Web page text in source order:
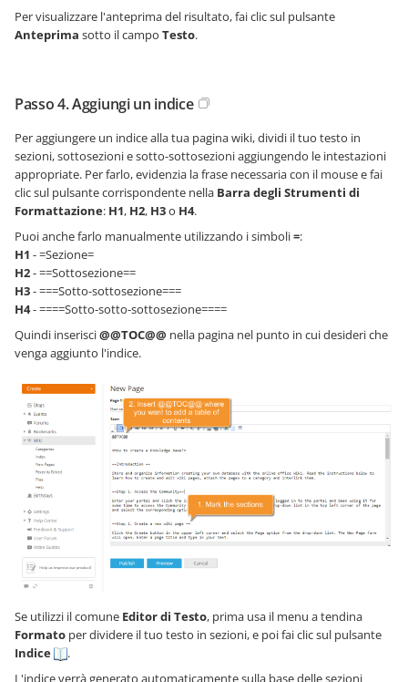
Per visualizzare l'anteprima del risultato, fai clic sul pulsante
Anteprima sotto il campo Testo.
Passo 4. Aggiungi un indice
Per aggiungere un indice alla tua pagina wiki, dividi il tuo testo in
sezioni, sottosezioni e sotto-sottosezioni aggiungendo le intestazioni
appropriate. Per farlo, evidenzia la frase necessaria con il mouse e fai
clic sul pulsante corrispondente nella Barra degli Strumenti di
Formattazione: H1, H2, H3o H4.
Puoi anche farlo manualmente utilizzando i simboli=:
H1 - =Sezione=
H2- ==Sottosezione==
H3- ===Sotto-sottosezione===
H4- ====Sotto-sotto-sottosezione====
Quindi inserisci@@TOC@@ nella pagina nel punto in cui desideri che
venga aggiunto l'indice.
Se utilizzi il comune Editor di Testo, prima usa il menu a tendina
Formato per dividere il tuo testo in sezioni, e poi fai clic sul pulsante
Indice
.
L'indice verrà generato automaticamente sulla base delle sezioni